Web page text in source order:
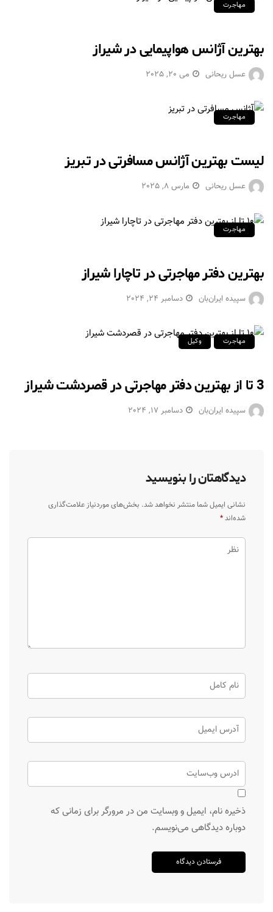
مهاجرت
بهترین آژانس هواپیمایی در شیراز
عسل ریحانی می 20, 2025
مهاجرت
لیست بهترین آژانس مسافرتی در تبریز
عسل ریحانی مارس 8, 2025
مهاجرت
بهترین دفتر مهاجرتی در تاچارا شیراز
سپیده ایران‌بان دسامبر 24, 2024
مهاجرت وکیل
3 تا از بهترین دفتر مهاجرتی در قصردشت شیراز
سپیده ایران‌بان دسامبر 17, 2024
دیدگاهتان را بنویسید
نشانی ایمیل شما منتشر نخواهد شد. بخش‌های موردنیاز علامت‌گذاری
شده‌اند*
ذخیره نام، ایمیل و وبسایت من در مرورگر برای زمانی که
دوباره دیدگاهی می‌نویسم.